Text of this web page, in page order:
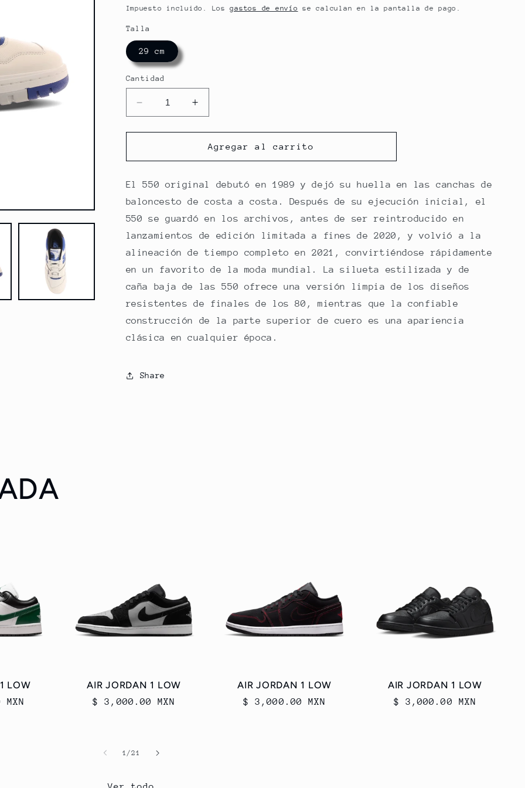
habitual
de
Impuesto incluido. Losgastos de envío se calculan en la pantalla de pago.
Talla
29 cm
Cantidad
Reducir
cantidad
para
BALANCE
Aumentar
cantidad
para
NEW
BALANCE
Agregar al carrito
El 550 original debutó en 1989 y dejó su huella en las canchas de
baloncesto de costa a costa. Después de su ejecución inicial, el
550 se guardó en los archivos, antes de ser reintroducido en
lanzamientos de edición limitada a fines de 2020, y volvió a la
alineación de tiempo completo en 2021, convirtiéndose rápidamente
en un favorito de la moda mundial. La silueta estilizada y de
caña baja de las 550 ofrece una versión limpia de los diseños
resistentes de finales de los 80, mientras que la confiable
construcción de la parte superior de cuero es una apariencia
clásica en cualquier época.
Share
LOW AIR JORDAN 1 LOW
Precio
$ 3,000.00 MXN
AIR JORDAN 1 LOW
Precio
$ 3,000.00 MXN
AIR JORDAN 1 LOW
Precio
$ 3,000.00 MXN
1 /de
21